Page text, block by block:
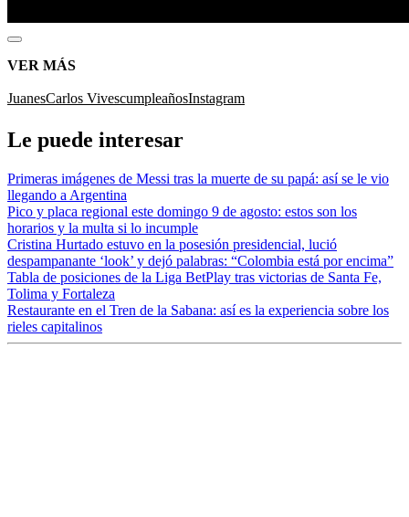
VER MÁS
JuanesCarlos VivescumpleañosInstagram
Le puede interesar
Primeras imágenes de Messi tras la muerte de su papá: así se le vio
llegando a Argentina
Pico y placa regional este domingo 9 de agosto: estos son los
horarios y la multa si lo incumple
Cristina Hurtado estuvo en la posesión presidencial, lució
despampanante ‘look’ y dejó palabras: “Colombia está por encima”
Tabla de posiciones de la Liga BetPlay tras victorias de Santa Fe,
Tolima y Fortaleza
Restaurante en el Tren de la Sabana: así es la experiencia sobre los
rieles capitalinos